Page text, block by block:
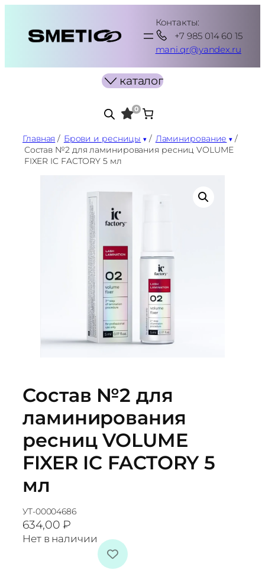
содержимому
Контакты:
+7 985 014 60 15
mani.qr@yandex.ru
каталог
0
Главная / Брови и ресницы / Ламинирование
/
Состав №2 для ламинирования ресниц VOLUME
FIXER IC FACTORY 5 мл
Состав №2 для
ламинирования
ресниц VOLUME
FIXER IC FACTORY 5
мл
УТ-00004686
634,00₽
Нет в наличии